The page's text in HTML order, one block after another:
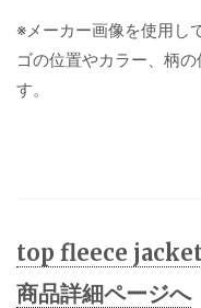
※メーカー画像を使用し
ゴの位置やカラー、柄
す。
top fleece
商品詳細ページへ